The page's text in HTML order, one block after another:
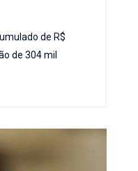
de R$
de 304 mil